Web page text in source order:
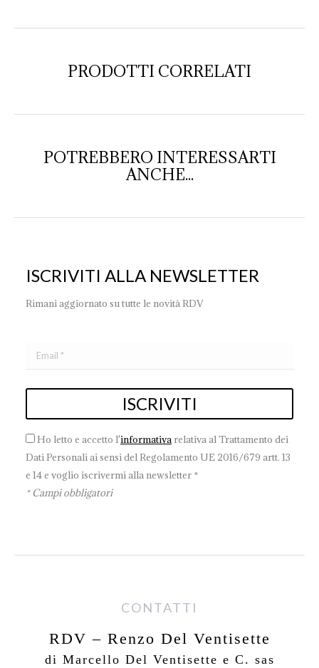
PRODOTTI CORRELATI
POTREBBERO INTERESSARTI
ANCHE...
ISCRIVITI ALLA NEWSLETTER
Rimani aggiornato su tutte le novità RDV
Ho letto e accetto l'informativa relativa al Trattamento dei
Dati Personali ai sensi del Regolamento UE 2016/679 artt. 13
e 14 e voglio iscrivermi alla newsletter *
* Campi obbligatori
CONTATTI
RDV – Renzo Del Ventisette
di Marcello Del Ventisette e C. sas